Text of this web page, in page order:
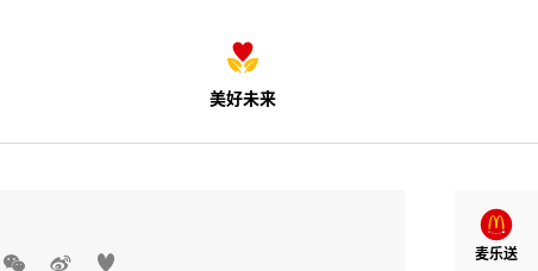
美好未来
麦乐送
  